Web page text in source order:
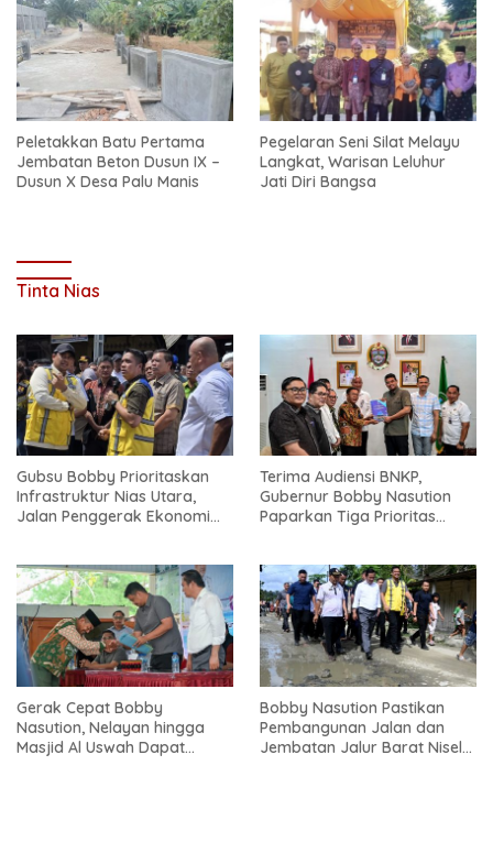
Peletakkan Batu Pertama
Jembatan Beton Dusun IX –
Dusun X Desa Palu Manis
Pegelaran Seni Silat Melayu
Langkat, Warisan Leluhur
Jati Diri Bangsa
Tinta Nias
Gubsu Bobby Prioritaskan
Infrastruktur Nias Utara,
Jalan Penggerak Ekonomi
Terima Audiensi BNKP,
Gubernur Bobby Nasution
Paparkan Tiga Prioritas
Gerak Cepat Bobby
Nasution, Nelayan hingga
Masjid Al Uswah Dapat
Bobby Nasution Pastikan
Pembangunan Jalan dan
Jembatan Jalur Barat Nisel-